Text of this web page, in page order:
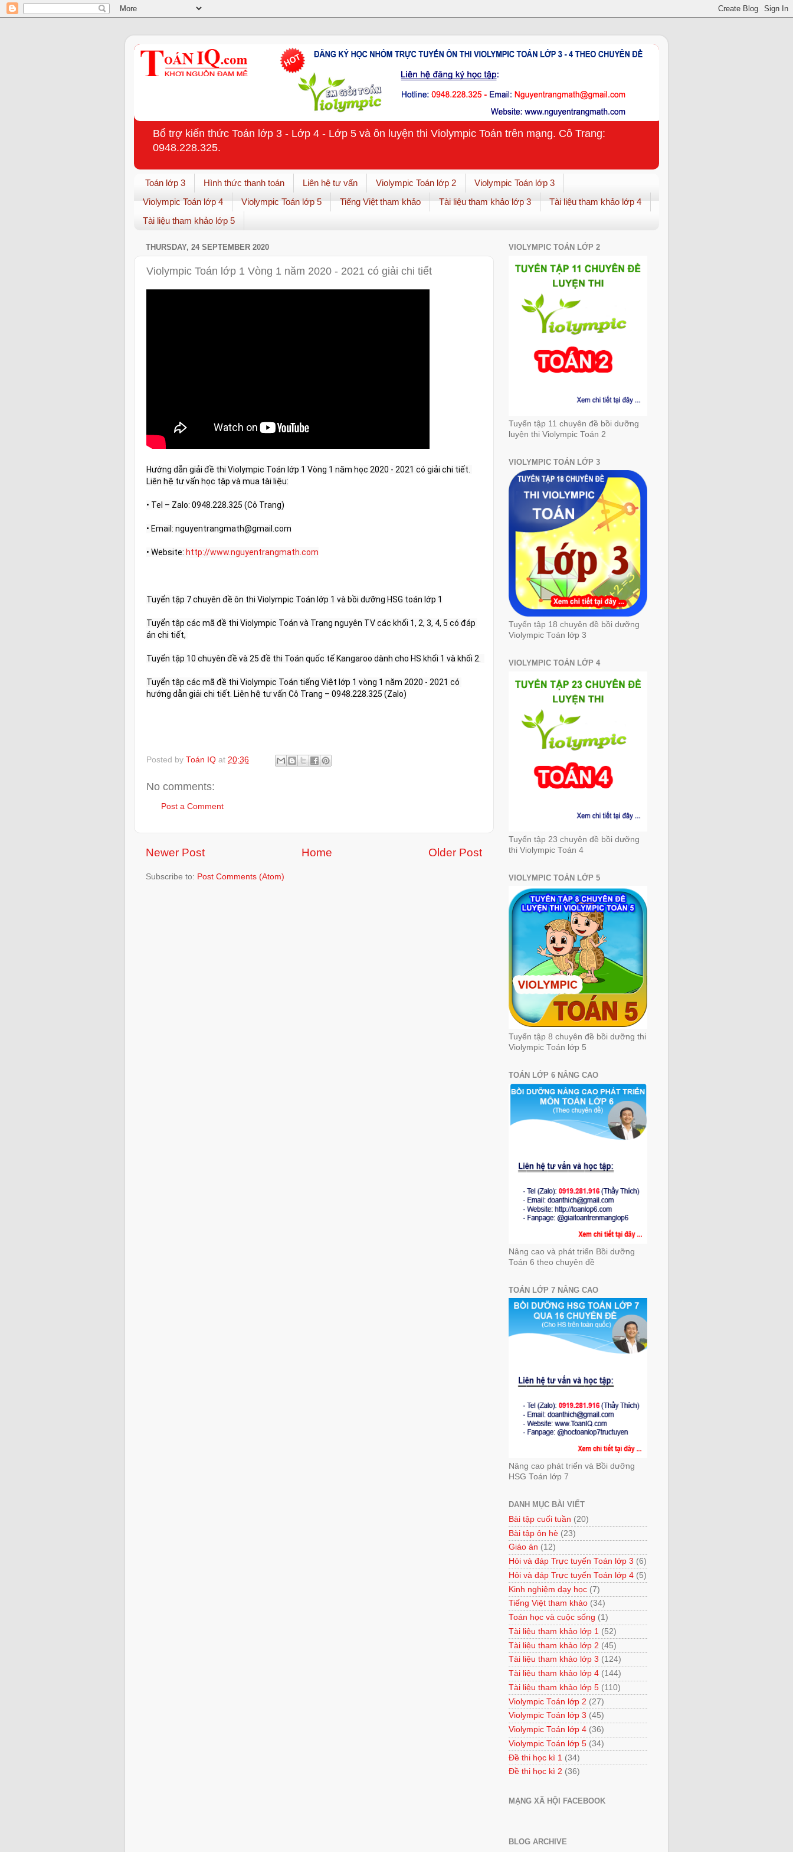
Bổ trợ kiến thức Toán lớp 3 - Lớp 4 - Lớp 5 và ôn luyện thi Violympic Toán trên mạng. Cô Trang:
0948.228.325.
Toán lớp 3 Hình thức thanh toán Liên hệ tư vấn Violympic Toán lớp 2
Violympic Toán lớp 3
Violympic Toán lớp 4
Violympic Toán lớp 5 Tiếng Việt tham khảo Tài liệu tham khảo lớp 3
Tài liệu tham khảo lớp 4
Tài liệu tham khảo lớp 5
THURSDAY, 24 SEPTEMBER 2020
Violympic Toán lớp 1 Vòng 1 năm 2020 - 2021 có giải chi tiết
Hướng dẫn giải đề thi Violympic Toán lớp 1 Vòng 1 năm học 2020 - 2021 có giải chi tiết.
Liên hệ tư vấn học tập và mua tài liệu:
• Tel – Zalo: 0948.228.325 (Cô Trang)
• Email: nguyentrangmath@gmail.com
• Website: http://www.nguyentrangmath.com
Tuyển tập 7 chuyên đề ôn thi Violympic Toán lớp 1 và bồi dưỡng HSG toán lớp 1
Tuyển tập các mã đề thi Violympic Toán và Trạng nguyên TV các khối 1, 2, 3, 4, 5 có đáp
án chi tiết,
Tuyển tập các mã đề thi Violympic Toán tiếng Việt lớp 1 vòng 1 năm 2020 - 2021 có
hướng dẫn giải chi tiết. Liên hệ tư vấn Cô Trang – 0948.228.325 (Zalo)
Posted by Toán IQ at 20:36
No comments:
Post a Comment
Newer Post Older Post
Home
Subscribe to: Post Comments (Atom)
VIOLYMPIC TOÁN LỚP 2
Tuyển tập 11 chuyên đề bồi dưỡng
luyện thi Violympic Toán 2
VIOLYMPIC TOÁN LỚP 3
Tuyển tập 18 chuyên đề bồi dưỡng
Violympic Toán lớp 3
VIOLYMPIC TOÁN LỚP 4
Tuyển tập 23 chuyên đề bồi dưỡng
thi Violympic Toán 4
VIOLYMPIC TOÁN LỚP 5
Tuyển tập 8 chuyên đề bồi dưỡng thi
Violympic Toán lớp 5
TOÁN LỚP 6 NÂNG CAO
Nâng cao và phát triển Bồi dưỡng
Toán 6 theo chuyên đề
TOÁN LỚP 7 NÂNG CAO
Nâng cao phát triển và Bồi dưỡng
HSG Toán lớp 7
DANH MỤC BÀI VIẾT
Bài tập cuối tuần (20)
Bài tập ôn hè (23)
Giáo án (12)
Hỏi và đáp Trực tuyến Toán lớp 3 (6)
Hỏi và đáp Trực tuyến Toán lớp 4 (5)
Kinh nghiệm dạy học (7)
Tiếng Việt tham khảo (34)
Toán học và cuộc sống (1)
Tài liệu tham khảo lớp 1 (52)
Tài liệu tham khảo lớp 2 (45)
Tài liệu tham khảo lớp 3 (124)
Tài liệu tham khảo lớp 4 (144)
Tài liệu tham khảo lớp 5 (110)
Violympic Toán lớp 2 (27)
Violympic Toán lớp 3 (45)
Violympic Toán lớp 4 (36)
Violympic Toán lớp 5 (34)
Đề thi học kì 1 (34)
Đề thi học kì 2 (36)
MẠNG XÃ HỘI FACEBOOK
BLOG ARCHIVE